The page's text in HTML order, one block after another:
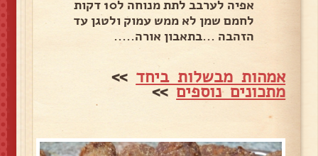
אפיה לערבב לתת מנוחה ל10 דקות
לחמם שמן לא ממש עמוק ולטגן עד
הזהבה ...בתאבון אורה.....
אמהות מבשלות ביחד >>
מתכונים נוספים>>